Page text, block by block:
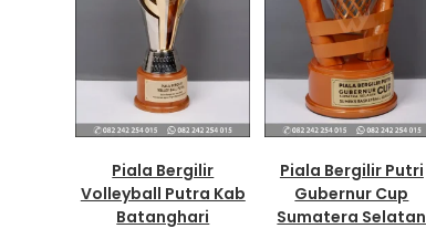
Piala Bergilir
Volleyball Putra Kab
Batanghari
Piala Bergilir Putri
Gubernur Cup
Sumatera Selatan